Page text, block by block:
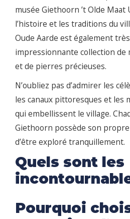
musée Giethoorn ’t Olde Maat
l’histoire et les traditions du
Oude Aarde est également
impressionnante collection de
et de pierres précieuses.
N’oubliez pas d’admirer les
les canaux pittoresques et les
qui embellissent le village.
Giethoorn possède son
d’être exploré tranquillement.
Quels sont les
Pourquoi